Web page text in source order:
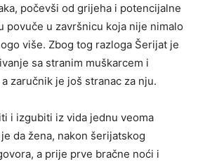
počevši od grijeha i potencijalne
povuče u završnicu koja nije nimalo
više. Zbog tog razloga Šerijat je
sa stranim muškarcem i
zaručnik je još stranac za nju.
i izgubiti iz vida jednu veoma
da žena, nakon šerijatskog
a prije prve bračne noći i